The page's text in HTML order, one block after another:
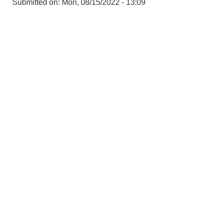
Submitted on: Mon, 08/15/2022 - 13:09